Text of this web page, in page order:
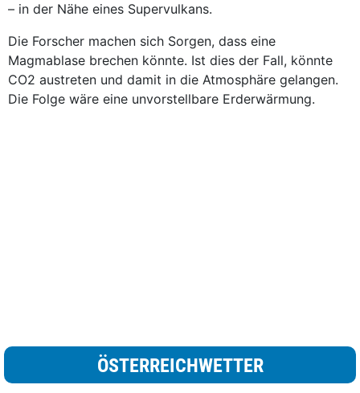
– in der Nähe eines Supervulkans.
Die Forscher machen sich Sorgen, dass eine
Magmablase brechen könnte. Ist dies der Fall, könnte
CO2 austreten und damit in die Atmosphäre gelangen.
Die Folge wäre eine unvorstellbare Erderwärmung.
ÖSTERREICHWETTER